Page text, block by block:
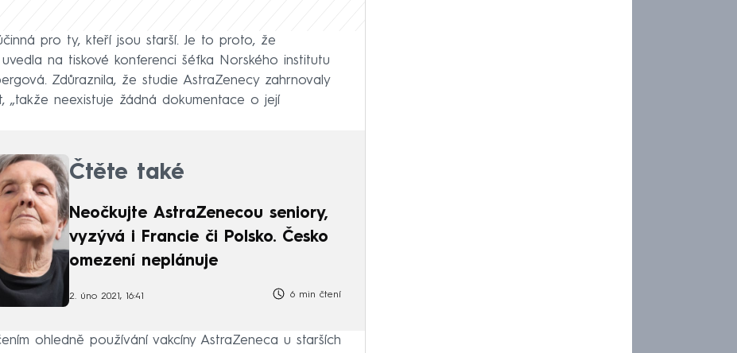
pro ty, kteří jsou starší. Je to proto, že
na tiskové konferenci šéfka Norského institutu
Zdůraznila, že studie AstraZenecy zahrnovaly
„takže neexistuje žádná dokumentace o její
Čtěte také
Neočkujte AstraZenecou seniory,
vyzývá i Francie či Polsko. Česko
omezení neplánuje
2. úno 2021, 16:41 6 min čtení
ohledně používání vakcíny AstraZeneca u starších